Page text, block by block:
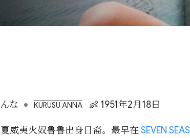
な • KURUSU ANNA 👶 1951年2月18日
夏威夷火奴鲁鲁出身日裔。最早在SEVEN SEAS